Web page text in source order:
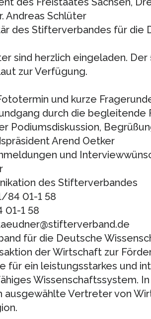
Andreas Schlüter
des Stifterverbandes für die
sind herzlich eingeladen.
zur Verfügung.
und kurze
durch die begleitende
Podiumsdiskussion,
Arend Oetker
und
des Stifterverbandes
84 01-1 58
01-1 58
für die Deutsche
der Wirtschaft zur
für ein leistungsstarkes und
Wissenschaftssystem.
ausgewählte Vertreter von